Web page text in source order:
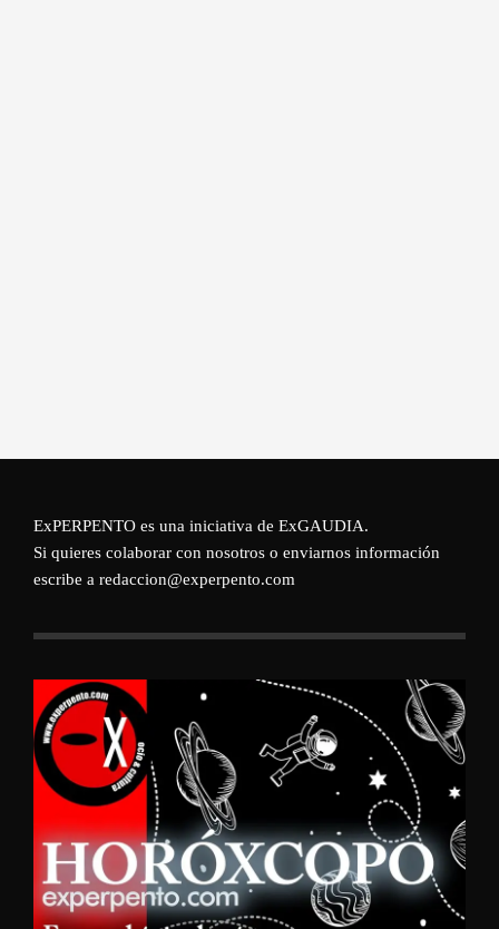
ExPERPENTO es una iniciativa de ExGAUDIA.
Si quieres colaborar con nosotros o enviarnos información
escribe a redaccion@experpento.com